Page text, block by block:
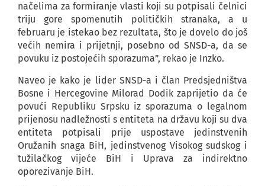
načelima za formiranje vlasti koji su potpisali čelnici
triju gore spomenutih političkih stranaka, a u
februaru je istekao bez rezultata, što je dovelo do još
većih nemira i prijetnji, posebno od SNSD-a, da se
povuku iz postojećih sporazuma”, rekao je Inzko.
Naveo je kako je lider SNSD-a i član Predsjedništva
Bosne i Hercegovine Milorad Dodik zaprijetio da će
povući Republiku Srpsku iz sporazuma o legalnom
prijenosu nadležnosti s entiteta na državu koji su dva
entiteta potpisali prije uspostave jedinstvenih
Oružanih snaga BiH, jedinstvenog Visokog sudskog i
tužilačkog vijeće BiH i Uprava za indirektno
oporezivanje BiH.